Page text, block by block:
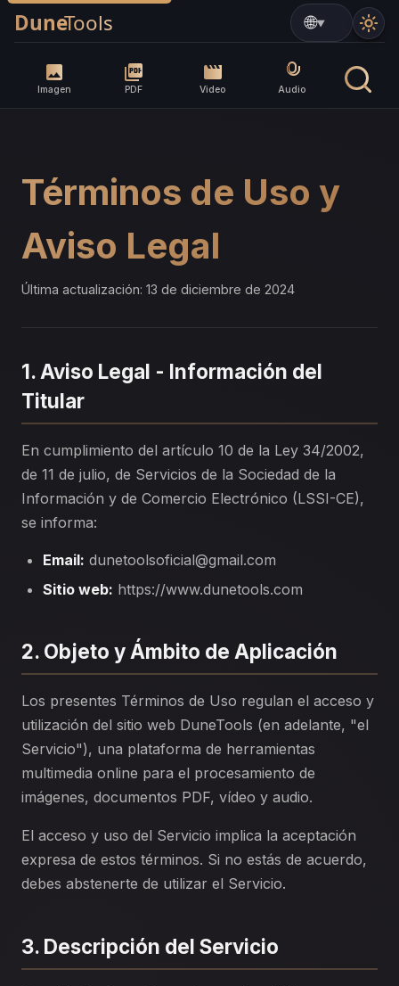
Imagen PDF Video Audio
▼
Términos de Uso y
Aviso Legal
Última actualización: 13 de diciembre de 2024
1. Aviso Legal - Información del
Titular
En cumplimiento del artículo 10 de la Ley 34/2002,
de 11 de julio, de Servicios de la Sociedad de la
Información y de Comercio Electrónico (LSSI-CE),
se informa:
Email: dunetoolsoficial@gmail.com
Sitio web: https://www.dunetools.com
2. Objeto y Ámbito de Aplicación
Los presentes Términos de Uso regulan el acceso y
utilización del sitio web DuneTools (en adelante, "el
Servicio"), una plataforma de herramientas
multimedia online para el procesamiento de
imágenes, documentos PDF, vídeo y audio.
El acceso y uso del Servicio implica la aceptación
expresa de estos términos. Si no estás de acuerdo,
debes abstenerte de utilizar el Servicio.
3. Descripción del Servicio